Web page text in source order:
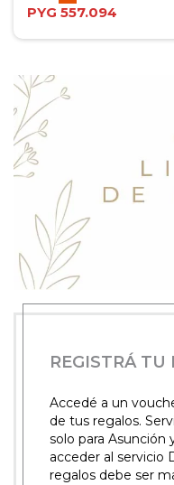
PYG 557.094
REGISTRÁ TU
Accedé a un
de tus regalos.
solo para Asunción
acceder al servicio
regalos debe ser